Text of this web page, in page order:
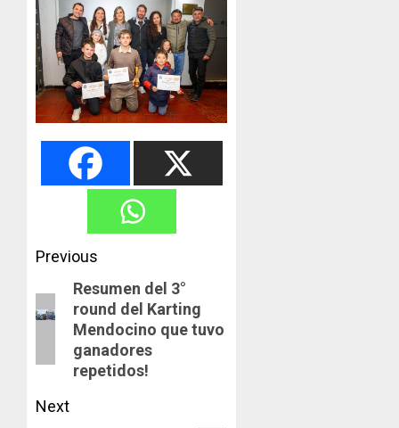
Post
navigation
Previous
Previous
post:
Resumen del 3°
round del Karting
Mendocino que tuvo
ganadores
repetidos!
Next